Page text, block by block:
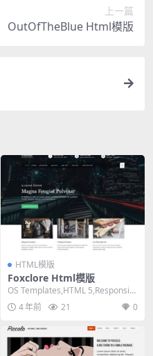
上一篇
OutOfTheBlue Html模版
HTML模版
Foxclore Html模版
OS Templates,HTML 5,Responsiv
e, 4 Column...
4 年前 21 0